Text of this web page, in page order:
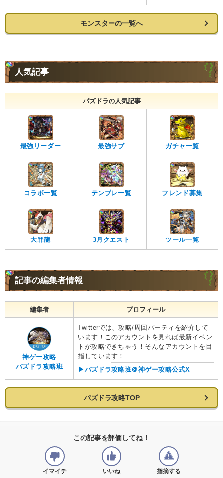
モンスターの一覧へ
人気記事
パズドラの人気記事
最強リーダー 最強サブ ガチャ一覧
コラボ一覧 テンプレ一覧 フレンド募集
大罪龍 3月クエスト ツール一覧
記事の編集者情報
編集者 プロフィール
神ゲー攻略
パズドラ攻略班
Twitterでは、攻略/周回パーティを紹介して
います！このアカウントを見れば最新イベン
トが攻略できちゃう！そんなアカウントを目
指しています！
▶︎パズドラ攻略班＠神ゲー攻略公式X
パズドラ攻略TOP
この記事を評価してね！
イマイチ いいね 指摘する